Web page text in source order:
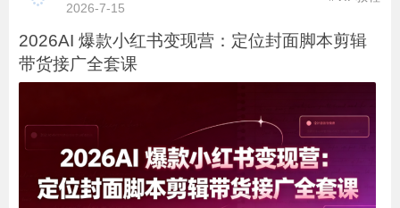
2026-7-15
2026AI 爆款小红书变现营：定位封面脚本剪辑
带货接广全套课